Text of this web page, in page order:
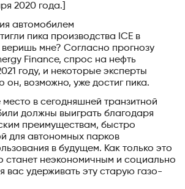
2020 года.]
автомобилем
пика производства ICE в
мне? Согласно прогнозу
Finance, спрос на нефть
году, и некоторые эксперты
он, возможно, уже достиг пика.
в сегодняшней транзитной
должны выиграть благодаря
преимуществам, быстро
для автономных парков
в будущем. Как только это
станет неэкономичным и социально
вас удерживать эту старую газо-